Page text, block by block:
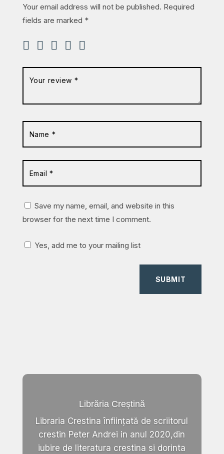
Your email address will not be published. Required
fields are marked *
Save my name, email, and website in this
browser for the next time I comment.
Yes, add me to your mailing list
SUBMIT
Librăria Creștină
Libraria Crestina înființată de scriitorul
crestin Peter Andrei in anul 2020,din
iubire de literatura crestina si dorinta